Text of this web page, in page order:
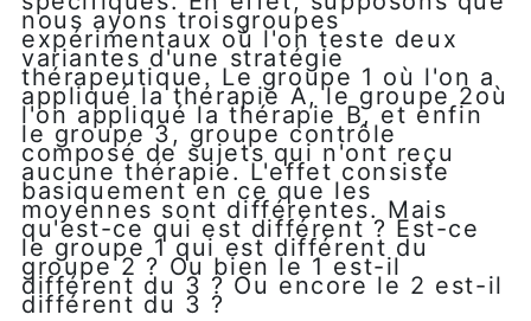
nous ayons troisgroupes
expérimentaux où l'on teste deux
variantes d'une stratégie
thérapeutique. Le groupe 1 où l'on a
appliqué la thérapie A, le groupe 2où
l'on appliqué la thérapie B, et enfin
le groupe 3, groupe contrôle
composé de sujets qui n'ont reçu
aucune thérapie. L'effet consiste
basiquement en ce que les
moyennes sont différentes. Mais
qu'est-ce qui est différent ? Est-ce
le groupe 1 qui est différent du
groupe 2 ? Ou bien le 1 est-il
différent du 3 ? Ou encore le 2 est-il
différent du 3 ?